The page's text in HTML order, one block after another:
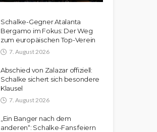
Schalke-Gegner Atalanta
Bergamo im Fokus: Der Weg
zum europäischen Top-Verein
7. August 2026
Abschied von Zalazar offiziell:
Schalke sichert sich besondere
Klausel
7. August 2026
„Ein Banger nach dem
anderen“: Schalke-Fans feiern